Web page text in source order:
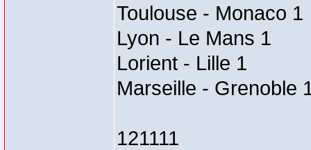
Toulouse - Monaco 1
Lyon - Le Mans 1
Lorient - Lille 1
Marseille - Grenoble
121111